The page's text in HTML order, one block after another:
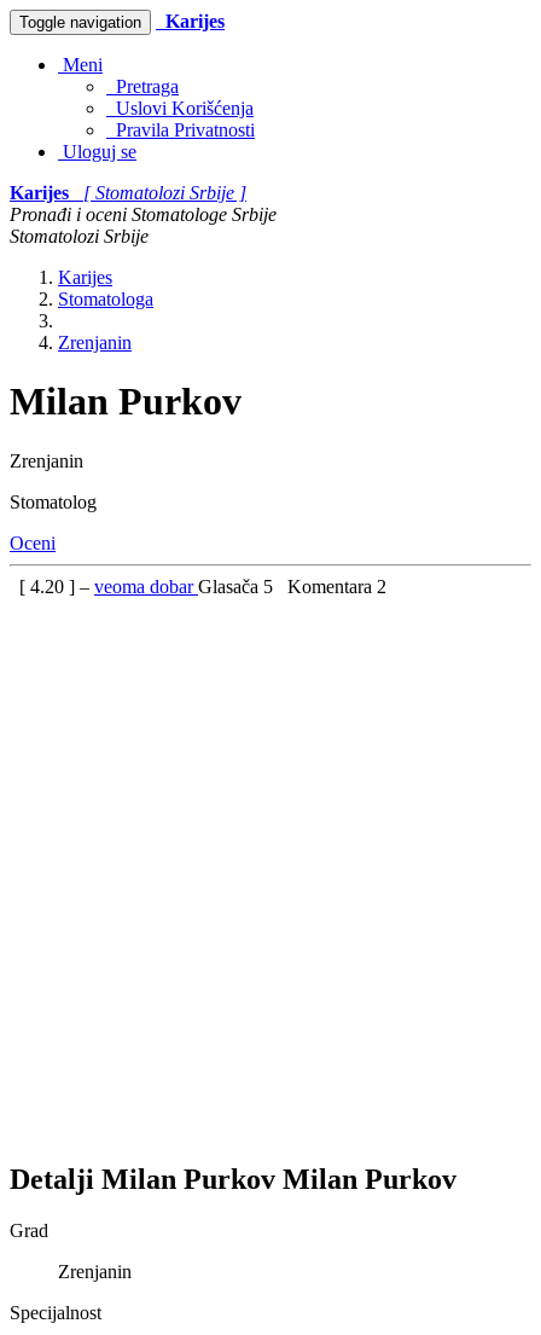
Toggle navigation Karijes
Meni
Pretraga
Uslovi Korišćenja
Pravila Privatnosti
Uloguj se
Karijes
[ Stomatolozi Srbije ]
Pronađi i oceni Stomatologe Srbije
Stomatolozi Srbije
Karijes
Stomatologa
Zrenjanin
Milan Purkov
Zrenjanin
Stomatolog
Oceni
[ 4.20 ] – veoma dobarGlasača 5 Komentara 2
Detalji Milan Purkov Milan Purkov
Grad
Zrenjanin
Specijalnost